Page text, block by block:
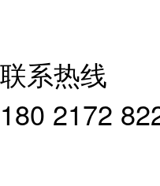
联系热线
180 2172